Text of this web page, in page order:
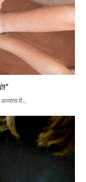
अभ्यास में…